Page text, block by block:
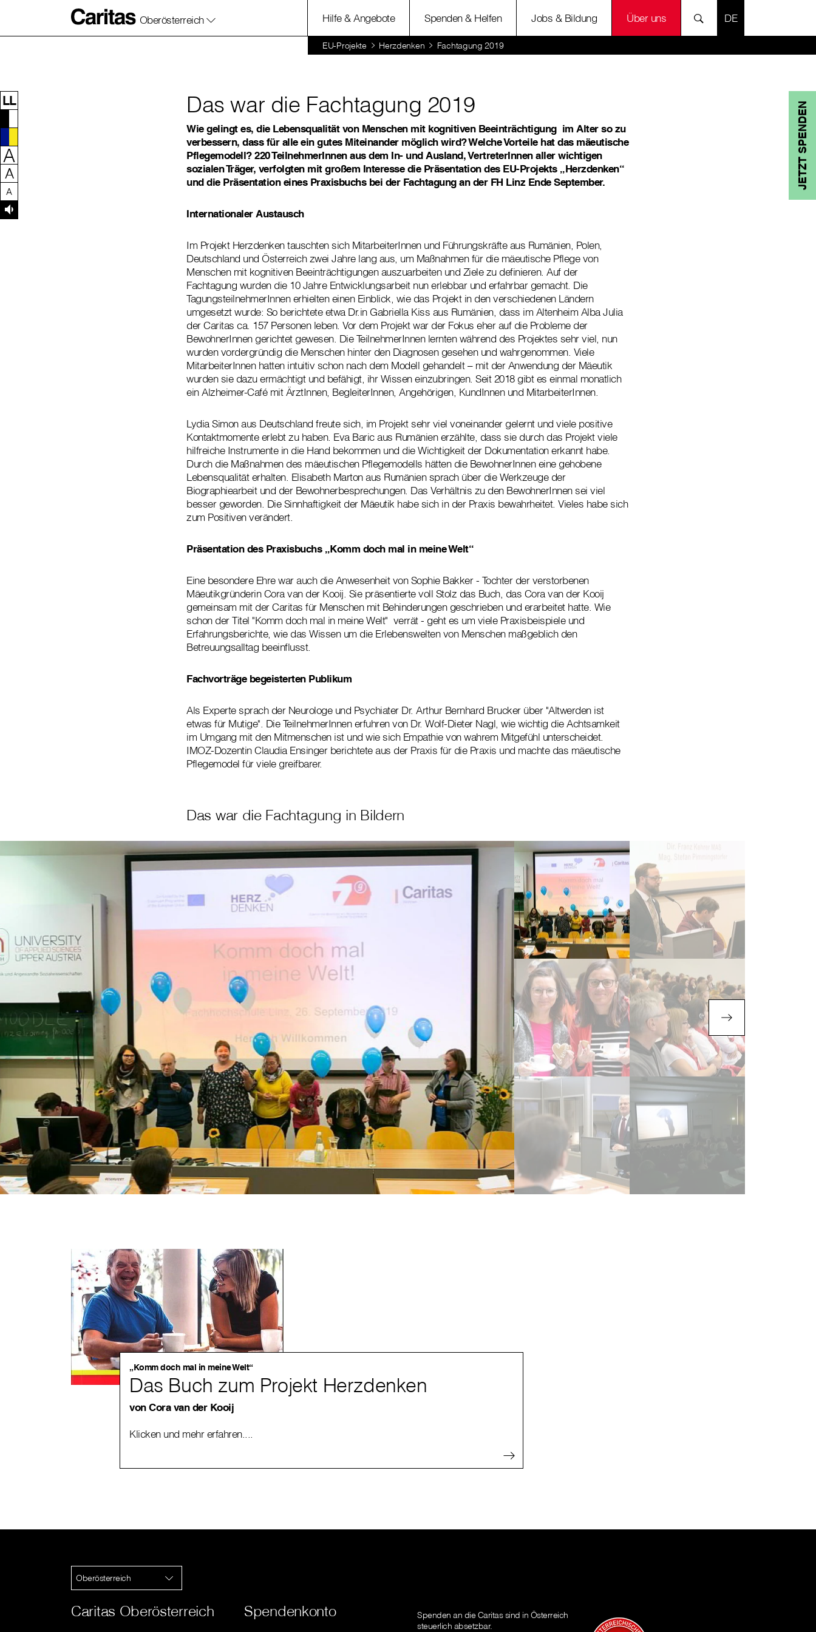
Zum Inhalt dieser Seite
Zur Navigation
Zum Footer dieser Seite
Oberösterreich Hilfe & Angebote Spenden & Helfen Jobs & Bildung Über uns SPRACHE
EU-Projekte Herzdenken Fachtagung 2019
JETZT SPENDEN
LL
A
A
A
Das war die Fachtagung 2019
Wie gelingt es, die Lebensqualität von Menschen mit kognitiven Beeinträchtigung im Alter so zu
verbessern, dass für alle ein gutes Miteinander möglich wird? Welche Vorteile hat das mäeutische
Pflegemodell? 220 TeilnehmerInnen aus dem In- und Ausland, VertreterInnen aller wichtigen
sozialen Träger, verfolgten mit großem Interesse die Präsentation des EU-Projekts „Herzdenken“
und die Präsentation eines Praxisbuchs bei der Fachtagung an der FH Linz Ende September.
Internationaler Austausch
Im Projekt Herzdenken tauschten sich MitarbeiterInnen und Führungskräfte aus Rumänien, Polen,
Deutschland und Österreich zwei Jahre lang aus, um Maßnahmen für die mäeutische Pflege von
Menschen mit kognitiven Beeinträchtigungen auszuarbeiten und Ziele zu definieren. Auf der
Fachtagung wurden die 10 Jahre Entwicklungsarbeit nun erlebbar und erfahrbar gemacht. Die
TagungsteilnehmerInnen erhielten einen Einblick, wie das Projekt in den verschiedenen Ländern
umgesetzt wurde: So berichtete etwa Dr.in Gabriella Kiss aus Rumänien, dass im Altenheim Alba Julia
der Caritas ca. 157 Personen leben. Vor dem Projekt war der Fokus eher auf die Probleme der
BewohnerInnen gerichtet gewesen. Die TeilnehmerInnen lernten während des Projektes sehr viel, nun
wurden vordergründig die Menschen hinter den Diagnosen gesehen und wahrgenommen. Viele
MitarbeiterInnen hatten intuitiv schon nach dem Modell gehandelt – mit der Anwendung der Mäeutik
wurden sie dazu ermächtigt und befähigt, ihr Wissen einzubringen. Seit 2018 gibt es einmal monatlich
ein Alzheimer-Café mit ÄrztInnen, BegleiterInnen, Angehörigen, KundInnen und MitarbeiterInnen.
Lydia Simon aus Deutschland freute sich, im Projekt sehr viel voneinander gelernt und viele positive
Kontaktmomente erlebt zu haben. Eva Baric aus Rumänien erzählte, dass sie durch das Projekt viele
hilfreiche Instrumente in die Hand bekommen und die Wichtigkeit der Dokumentation erkannt habe.
Durch die Maßnahmen des mäeutischen Pflegemodells hätten die BewohnerInnen eine gehobene
Lebensqualität erhalten. Elisabeth Marton aus Rumänien sprach über die Werkzeuge der
Biographiearbeit und der Bewohnerbesprechungen. Das Verhältnis zu den BewohnerInnen sei viel
besser geworden. Die Sinnhaftigkeit der Mäeutik habe sich in der Praxis bewahrheitet. Vieles habe sich
zum Positiven verändert.
Präsentation des Praxisbuchs „Komm doch mal in meine Welt“
Eine besondere Ehre war auch die Anwesenheit von Sophie Bakker - Tochter der verstorbenen
Mäeutikgründerin Cora van der Kooij. Sie präsentierte voll Stolz das Buch, das Cora van der Kooij
gemeinsam mit der Caritas für Menschen mit Behinderungen geschrieben und erarbeitet hatte. Wie
schon der Titel "Komm doch mal in meine Welt" verrät - geht es um viele Praxisbeispiele und
Erfahrungsberichte, wie das Wissen um die Erlebenswelten von Menschen maßgeblich den
Betreuungsalltag beeinflusst.
Fachvorträge begeisterten Publikum
Als Experte sprach der Neurologe und Psychiater Dr. Arthur Bernhard Brucker über "Altwerden ist
etwas für Mutige". Die TeilnehmerInnen erfuhren von Dr. Wolf-Dieter Nagl, wie wichtig die Achtsamkeit
im Umgang mit den Mitmenschen ist und wie sich Empathie von wahrem Mitgefühl unterscheidet.
IMOZ-Dozentin Claudia Ensinger berichtete aus der Praxis für die Praxis und machte das mäeutische
Pflegemodel für viele greifbarer.
Das war die Fachtagung in Bildern
„Komm doch mal in meine Welt“
Das Buch zum Projekt Herzdenken
vonCora van der Kooij
Klicken und mehr erfahren....
Oberösterreich
Caritas Oberösterreich Spendenkonto
Spenden an die Caritas sind in Österreich
steuerlich absetzbar.